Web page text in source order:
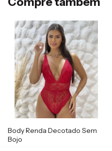
Body Renda Decotado Sem
Bojo